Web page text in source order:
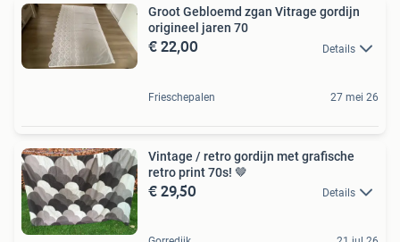
Groot Gebloemd zgan Vitrage gordijn
origineel jaren 70
€ 22,00 Details
Frieschepalen 27 mei 26
Vintage / retro gordijn met grafische
retro print 70s! 🤎
€ 29,50 Details